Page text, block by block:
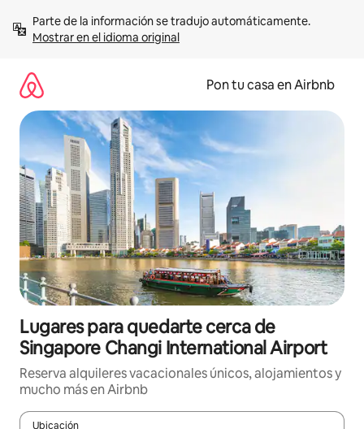
contenidoMostrar en el idioma original
Pon tu casa en Airbnb
Lugares para quedarte cerca de
Singapore Changi International Airport
Reserva alquileres vacacionales únicos, alojamientos y
mucho más en Airbnb
Ubicación